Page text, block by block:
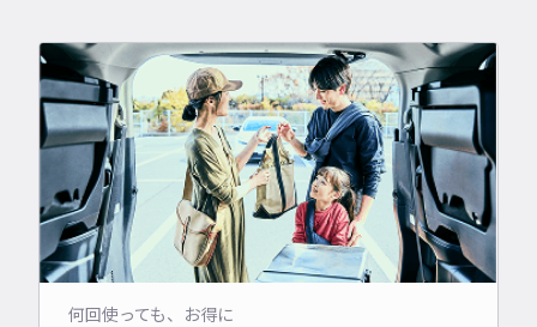
何回使っても、お得に